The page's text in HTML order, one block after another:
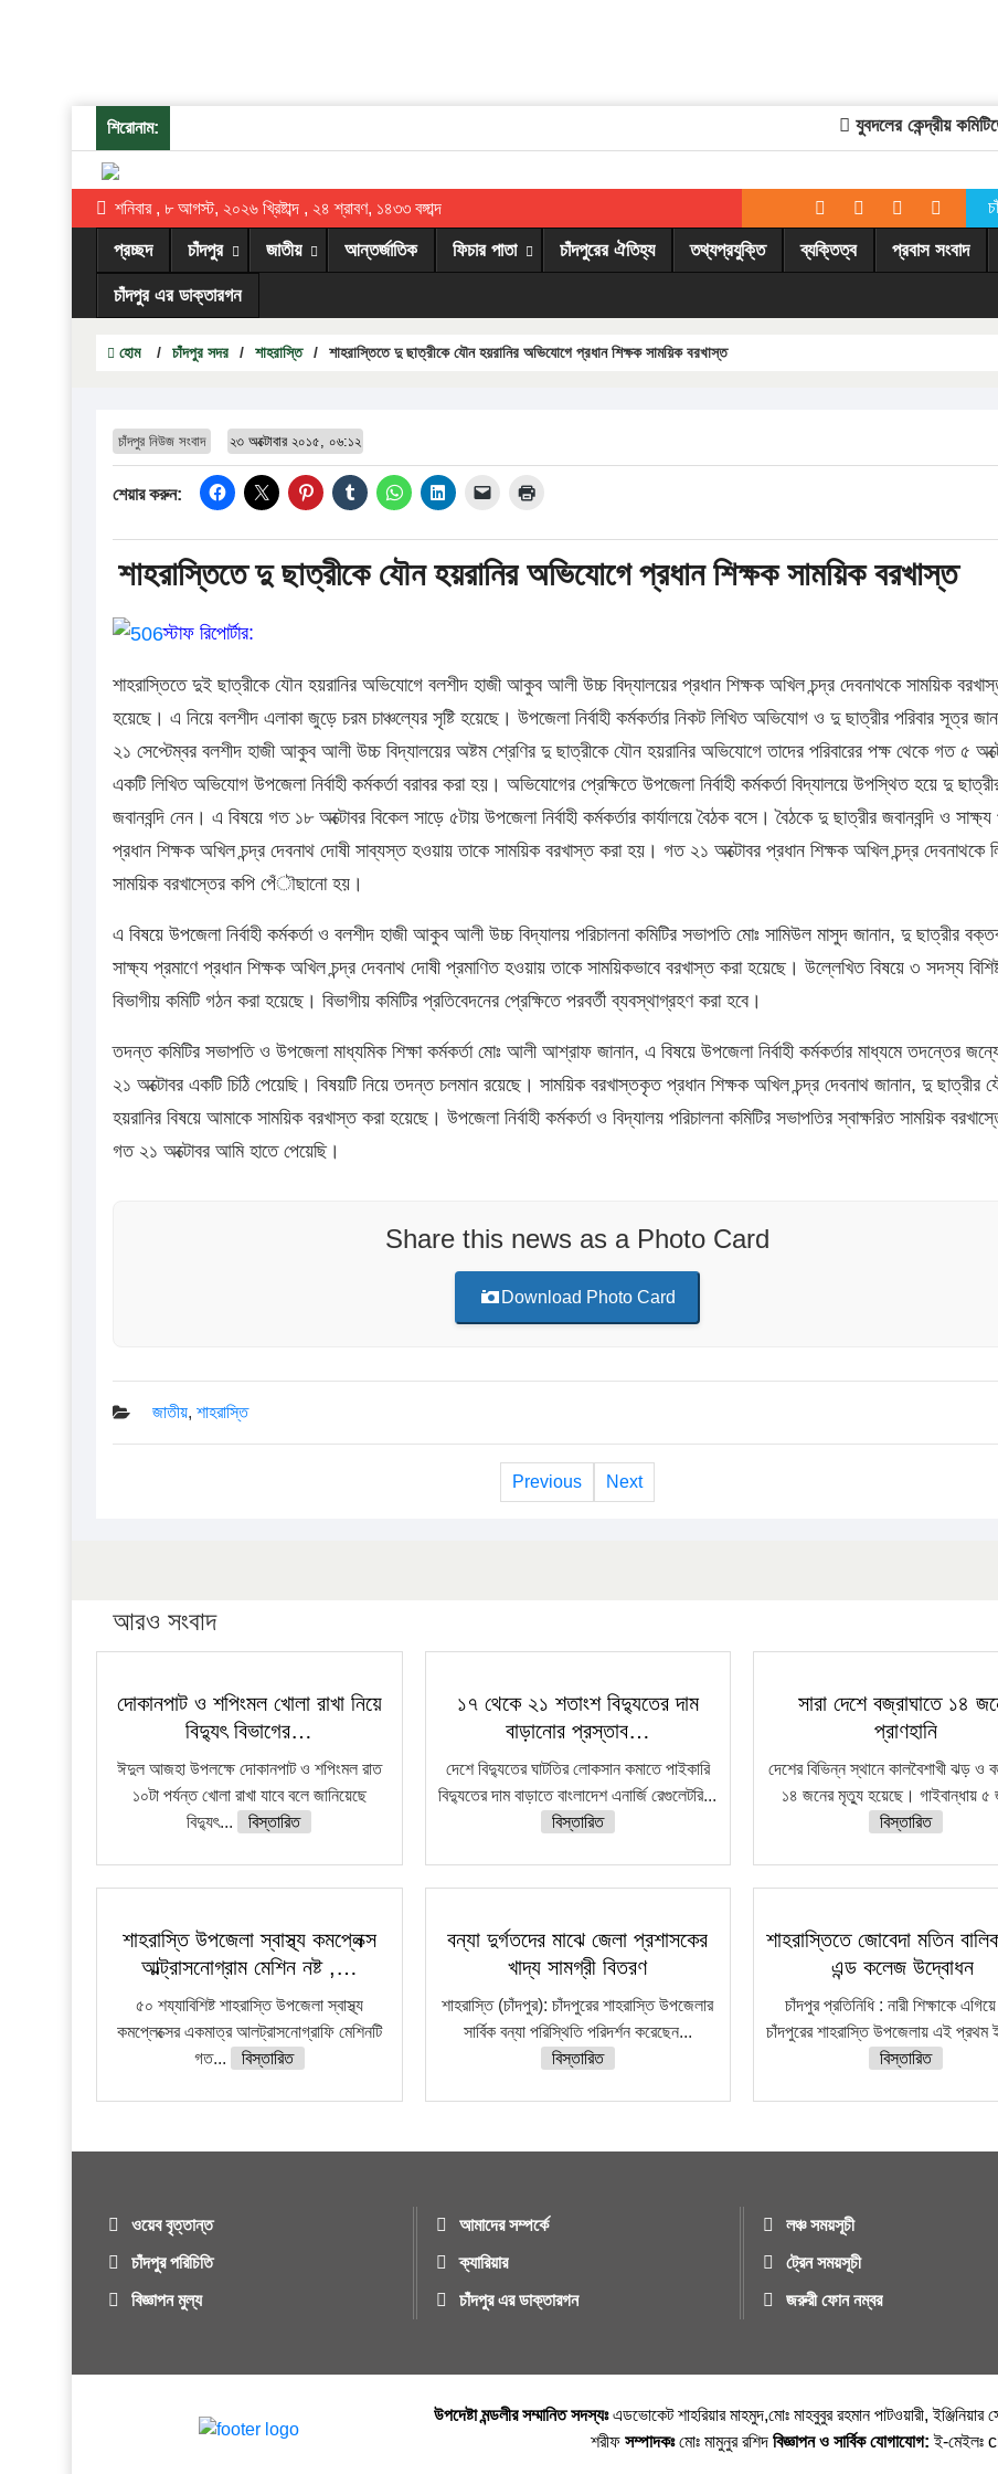
শিরোনাম: যুবদলের কেন্দ্রীয়
শনিবার , ৮ আগস্ট, ২০২৬ খ্রিষ্টাব্দ , ২৪ শ্রাবণ, ১৪৩৩ বঙ্গাব্দ
প্রচ্ছদ চাঁদপুর জাতীয় আন্তর্জাতিক ফিচার পাতা চাঁদপুরের ঐতিহ্য তথ্যপ্রযুক্তি ব্যক্তিত্ব প্রবাস সংবাদ
চাঁদপুর এর ডাক্তারগন
হোম / চাঁদপুর সদর / শাহরাস্তি / শাহরাস্তিতে দু ছাত্রীকে যৌন হয়রানির অভিযোগে প্রধান শিক্ষক সাময়িক বরখাস্ত
চাঁদপুর নিউজ সংবাদ ২৩ অক্টোবার ২০১৫, ০৬:১২
শেয়ার করুন:
শাহরাস্তিতে দু ছাত্রীকে যৌন হয়রানির অভিযোগে প্রধান শিক্ষক সাময়িক বরখাস্ত
স্টাফ রিপোর্টার:
শাহরাস্তিতে দুই ছাত্রীকে যৌন হয়রানির অভিযোগে বলশীদ হাজী আকুব আলী উচ্চ বিদ্যালয়ের প্রধান শিক্ষক অখিল চন্দ্র দেবনাথকে সাময়িক
হয়েছে। এ নিয়ে বলশীদ এলাকা জুড়ে চরম চাঞ্চল্যের সৃষ্টি হয়েছে। উপজেলা নির্বাহী কর্মকর্তার নিকট লিখিত অভিযোগ ও দু ছাত্রীর পরিবার সূত্র
২১ সেপ্টেম্বর বলশীদ হাজী আকুব আলী উচ্চ বিদ্যালয়ের অষ্টম শ্রেণির দু ছাত্রীকে যৌন হয়রানির অভিযোগে তাদের পরিবারের পক্ষ থেকে গত ৫
একটি লিখিত অভিযোগ উপজেলা নির্বাহী কর্মকর্তা বরাবর করা হয়। অভিযোগের প্রেক্ষিতে উপজেলা নির্বাহী কর্মকর্তা বিদ্যালয়ে উপস্থিত হয়ে দু
জবানবন্দি নেন। এ বিষয়ে গত ১৮ অক্টোবর বিকেল সাড়ে ৫টায় উপজেলা নির্বাহী কর্মকর্তার কার্যালয়ে বৈঠক বসে। বৈঠকে দু ছাত্রীর জবানবন্দি ও সাক্ষ্য
প্রধান শিক্ষক অখিল চন্দ্র দেবনাথ দোষী সাব্যস্ত হওয়ায় তাকে সাময়িক বরখাস্ত করা হয়। গত ২১ অক্টোবর প্রধান শিক্ষক অখিল চন্দ্র দেবনাথকে
সাময়িক বরখাস্তের কপি পেঁৗছানো হয়।
এ বিষয়ে উপজেলা নির্বাহী কর্মকর্তা ও বলশীদ হাজী আকুব আলী উচ্চ বিদ্যালয় পরিচালনা কমিটির সভাপতি মোঃ সামিউল মাসুদ জানান, দু ছাত্রীর
সাক্ষ্য প্রমাণে প্রধান শিক্ষক অখিল চন্দ্র দেবনাথ দোষী প্রমাণিত হওয়ায় তাকে সাময়িকভাবে বরখাস্ত করা হয়েছে। উল্লেখিত বিষয়ে ৩ সদস্য
বিভাগীয় কমিটি গঠন করা হয়েছে। বিভাগীয় কমিটির প্রতিবেদনের প্রেক্ষিতে পরবর্তী ব্যবস্থাগ্রহণ করা হবে।
তদন্ত কমিটির সভাপতি ও উপজেলা মাধ্যমিক শিক্ষা কর্মকর্তা মোঃ আলী আশ্রাফ জানান, এ বিষয়ে উপজেলা নির্বাহী কর্মকর্তার মাধ্যমে তদন্তের
২১ অক্টোবর একটি চিঠি পেয়েছি। বিষয়টি নিয়ে তদন্ত চলমান রয়েছে। সাময়িক বরখাস্তকৃত প্রধান শিক্ষক অখিল চন্দ্র দেবনাথ জানান, দু ছাত্রীর
হয়রানির বিষয়ে আমাকে সাময়িক বরখাস্ত করা হয়েছে। উপজেলা নির্বাহী কর্মকর্তা ও বিদ্যালয় পরিচালনা কমিটির সভাপতির স্বাক্ষরিত সাময়িক
গত ২১ অক্টোবর আমি হাতে পেয়েছি।
Share this news as a Photo Card
Download Photo Card
জাতীয়, শাহরাস্তি
Previous Next
আরও সংবাদ
দোকানপাট ও শপিংমল খোলা রাখা নিয়ে
বিদ্যুৎ বিভাগের…
ঈদুল আজহা উপলক্ষে দোকানপাট ও শপিংমল রাত
১০টা পর্যন্ত খোলা রাখা যাবে বলে জানিয়েছে
বিদ্যুৎ...
বিস্তারিত
১৭ থেকে ২১ শতাংশ বিদ্যুতের দাম
বাড়ানোর প্রস্তাব…
দেশে বিদ্যুতের ঘাটতির লোকসান কমাতে পাইকারি
বিদ্যুতের দাম বাড়াতে বাংলাদেশ এনার্জি রেগুলেটরি...
বিস্তারিত
সারা দেশে বজ্রাঘাতে ১৪
প্রাণহানি
দেশের বিভিন্ন স্থানে কালবৈশাখী ঝড় ও
১৪ জনের মৃত্যু হয়েছে। গাইবান্ধায়
বিস্তারিত
শাহরাস্তি উপজেলা স্বাস্থ্য কমপ্লেক্স
আল্ট্রাসনোগ্রাম মেশিন নষ্ট ,…
৫০ শয্যাবিশিষ্ট শাহরাস্তি উপজেলা স্বাস্থ্য
কমপ্লেক্সের একমাত্র আলট্রাসনোগ্রাফি মেশিনটি
গত...
বিস্তারিত
বন্যা দুর্গতদের মাঝে জেলা প্রশাসকের
খাদ্য সামগ্রী বিতরণ
শাহরাস্তি (চাঁদপুর): চাঁদপুরের শাহরাস্তি উপজেলার
সার্বিক বন্যা পরিস্থিতি পরিদর্শন করেছেন...
বিস্তারিত
শাহরাস্তিতে জোবেদা মতিন
এন্ড কলেজ উদ্বোধন
চাঁদপুর প্রতিনিধি : নারী শিক্ষাকে
চাঁদপুরের শাহরাস্তি উপজেলায় এই প্রথম
বিস্তারিত
ওয়েব বৃত্তান্ত
চাঁদপুর পরিচিতি
বিজ্ঞাপন মুল্য
আমাদের সম্পর্কে
ক্যারিয়ার
চাঁদপুর এর ডাক্তারগন
লঞ্চ সময়সূচী
ট্রেন সময়সূচী
জরুরী ফোন নম্বর
উপদেষ্টা মন্ডলীর সম্মানিত সদস্যঃএডভোকেট শাহরিয়ার মাহমুদ,মোঃ মাহবুবুর রহমান পাটওয়ারী, ইঞ্জিনিয়ার
শরীফ সম্পাদকঃমোঃ মামুনুর রশিদ বিজ্ঞাপন ও সার্বিক যোগাযোগ: ই-